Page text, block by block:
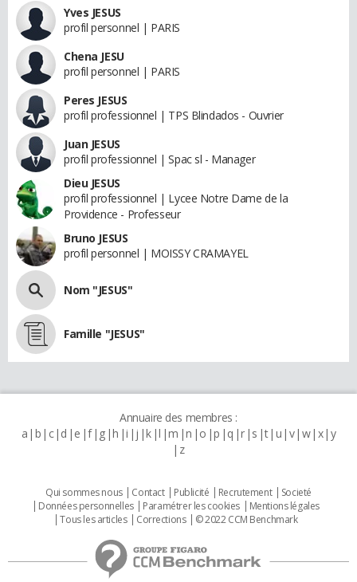
Yves JESUS
profil personnel | PARIS
Chena JESU
profil personnel | PARIS
Peres JESUS
profil professionnel | TPS Blindados - Ouvrier
Juan JESUS
profil professionnel | Spac sl - Manager
Dieu JESUS
profil professionnel | Lycee Notre Dame de la
Providence - Professeur
Bruno JESUS
profil personnel | MOISSY CRAMAYEL
Nom "JESUS"
Famille "JESUS"
Annuaire des membres :
a b c d e f g h i j k l m n o p q r s t u v w x y
z
Qui sommes nous Contact Publicité Recrutement
Societé
Données personnelles
Paramétrer les cookies
Mentions légales
Tous les articles
Corrections © 2022 CCM Benchmark